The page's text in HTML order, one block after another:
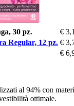
30 pz. €
Regular, 12 pz. €
€
al 94% con
ottimale.